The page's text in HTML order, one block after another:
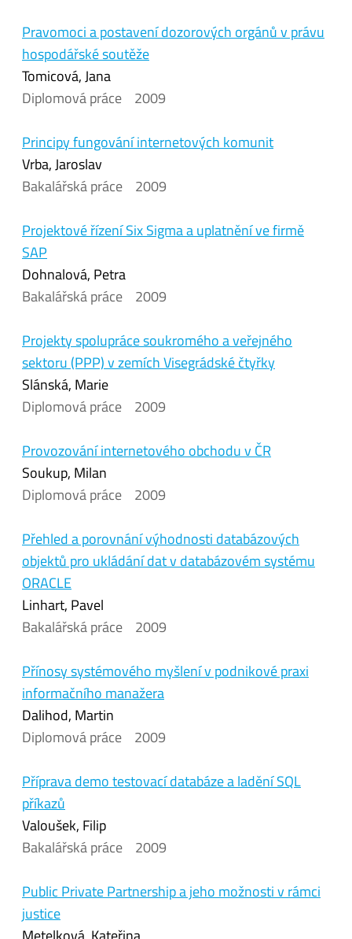
Pravomoci a postavení dozorových orgánů v právu
hospodářské soutěže
Tomicová, Jana
Diplomová práce
2009
Principy fungování internetových komunit
Vrba, Jaroslav
Bakalářská práce
2009
Projektové řízení Six Sigma a uplatnění ve firmě
SAP
Dohnalová, Petra
Bakalářská práce
2009
Projekty spolupráce soukromého a veřejného
sektoru (PPP) v zemích Visegrádské čtyřky
Slánská, Marie
Diplomová práce
2009
Provozování internetového obchodu v ČR
Soukup, Milan
Diplomová práce
2009
Přehled a porovnání výhodnosti databázových
objektů pro ukládání dat v databázovém systému
ORACLE
Linhart, Pavel
Bakalářská práce
2009
Přínosy systémového myšlení v podnikové praxi
informačního manažera
Dalihod, Martin
Diplomová práce
2009
Příprava demo testovací databáze a ladění SQL
příkazů
Valoušek, Filip
Bakalářská práce
2009
Public Private Partnership a jeho možnosti v rámci
justice